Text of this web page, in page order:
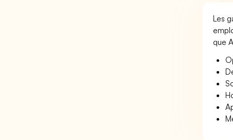
Les
que